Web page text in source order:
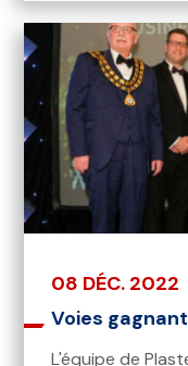
08 DÉC. 2022
Voies
L'équipe de